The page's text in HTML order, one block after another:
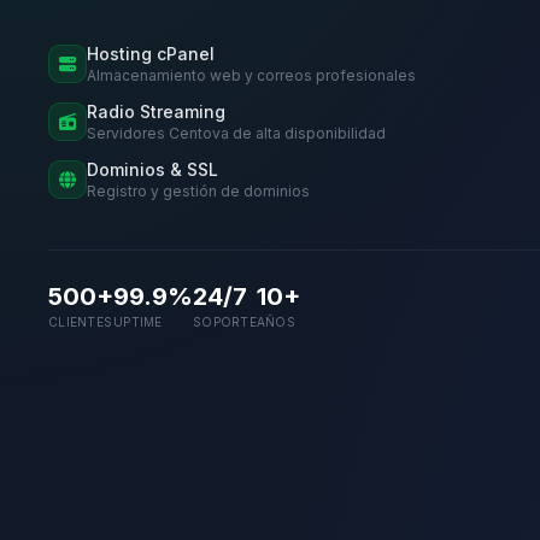
Hosting cPanel
Almacenamiento web y correos profesionales
Radio Streaming
Servidores Centova de alta disponibilidad
Dominios & SSL
Registro y gestión de dominios
500+
CLIENTES
99.9%
UPTIME
24/7
SOPORTE
10+
AÑOS